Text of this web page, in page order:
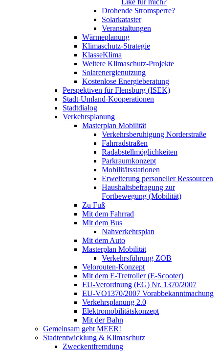
Like für mich?
Drohende Stromsperre?
Solarkataster
Veranstaltungen
Wärmeplanung
Klimaschutz-Strategie
KlasseKlima
Weitere Klimaschutz-Projekte
Solarenergienutzung
Kostenlose Energieberatung
Perspektiven für Flensburg (ISEK)
Stadt-Umland-Kooperationen
Stadtdialog
Verkehrsplanung
Masterplan Mobilität
Verkehrsberuhigung Norderstraße
Fahrradstraßen
Radabstellmöglichkeiten
Parkraumkonzept
Mobilitätsstationen
Erweiterung personeller Ressourcen
Haushaltsbefragung zur
Fortbewegung (Mobilität)
Zu Fuß
Mit dem Fahrrad
Mit dem Bus
Nahverkehrsplan
Mit dem Auto
Masterplan Mobilität
Verkehrsführung ZOB
Velorouten-Konzept
Mit dem E-Tretroller (E-Scooter)
EU-Verordnung (EG) Nr. 1370/2007
EU-VO1370/2007 Vorabbekanntmachung
Verkehrsplanung 2.0
Elektromobilitätskonzept
Mit der Bahn
Gemeinsam geht MEER!
Stadtentwicklung & Klimaschutz
Zweckentfremdung